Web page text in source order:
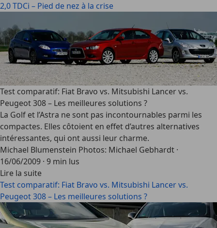
2,0 TDCi – Pied de nez à la crise
Test comparatif: Fiat Bravo vs. Mitsubishi Lancer vs.
Peugeot 308 – Les meilleures solutions ?
La Golf et l’Astra ne sont pas incontournables parmi les
compactes. Elles côtoient en effet d’autres alternatives
intéressantes, qui ont aussi leur charme.
Michael Blumenstein Photos: Michael Gebhardt ·
16/06/2009 · 9 min lus
Lire la suite
Test comparatif: Fiat Bravo vs. Mitsubishi Lancer vs.
Peugeot 308 – Les meilleures solutions ?